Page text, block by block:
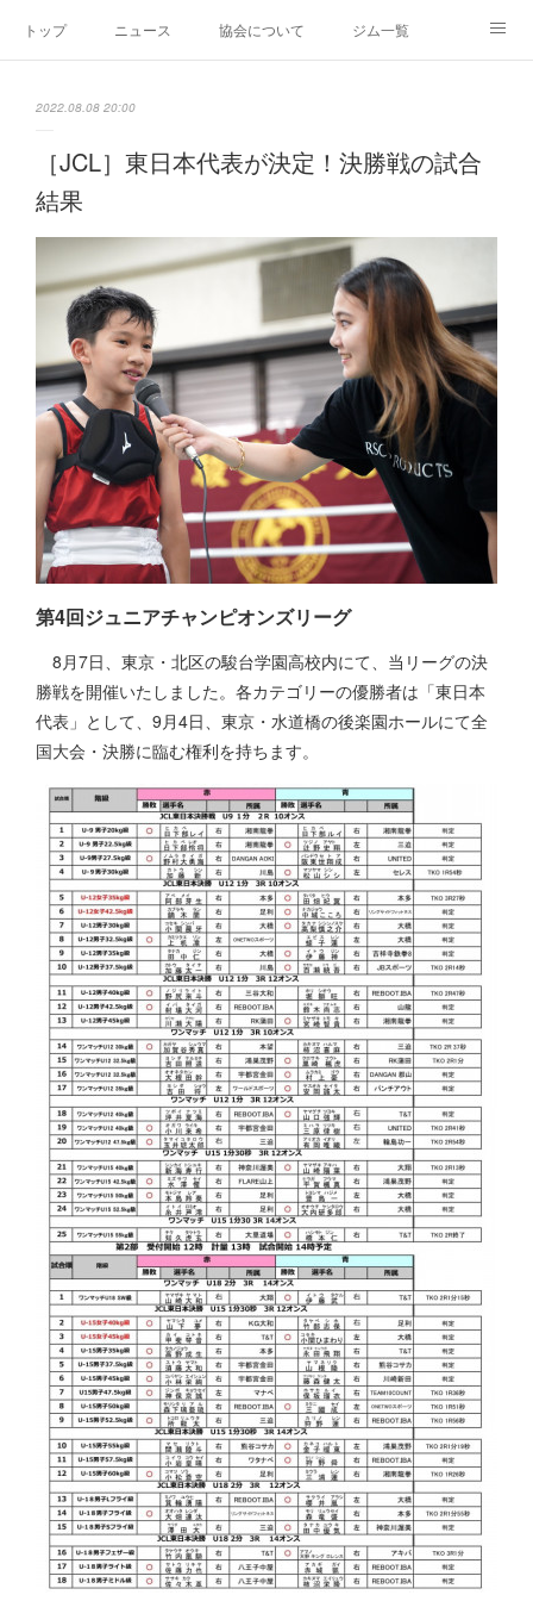
トップ ニュース 協会について ジム一覧
2022.08.08 20:00
［JCL］東日本代表が決定！決勝戦の試合
結果
第4回ジュニアチャンピオンズリーグ
8月7日、東京・北区の駿台学園高校内にて、当リーグの決
勝戦を開催いたしました。各カテゴリーの優勝者は「東日本
代表」として、9月4日、東京・水道橋の後楽園ホールにて全
国大会・決勝に臨む権利を持ちます。